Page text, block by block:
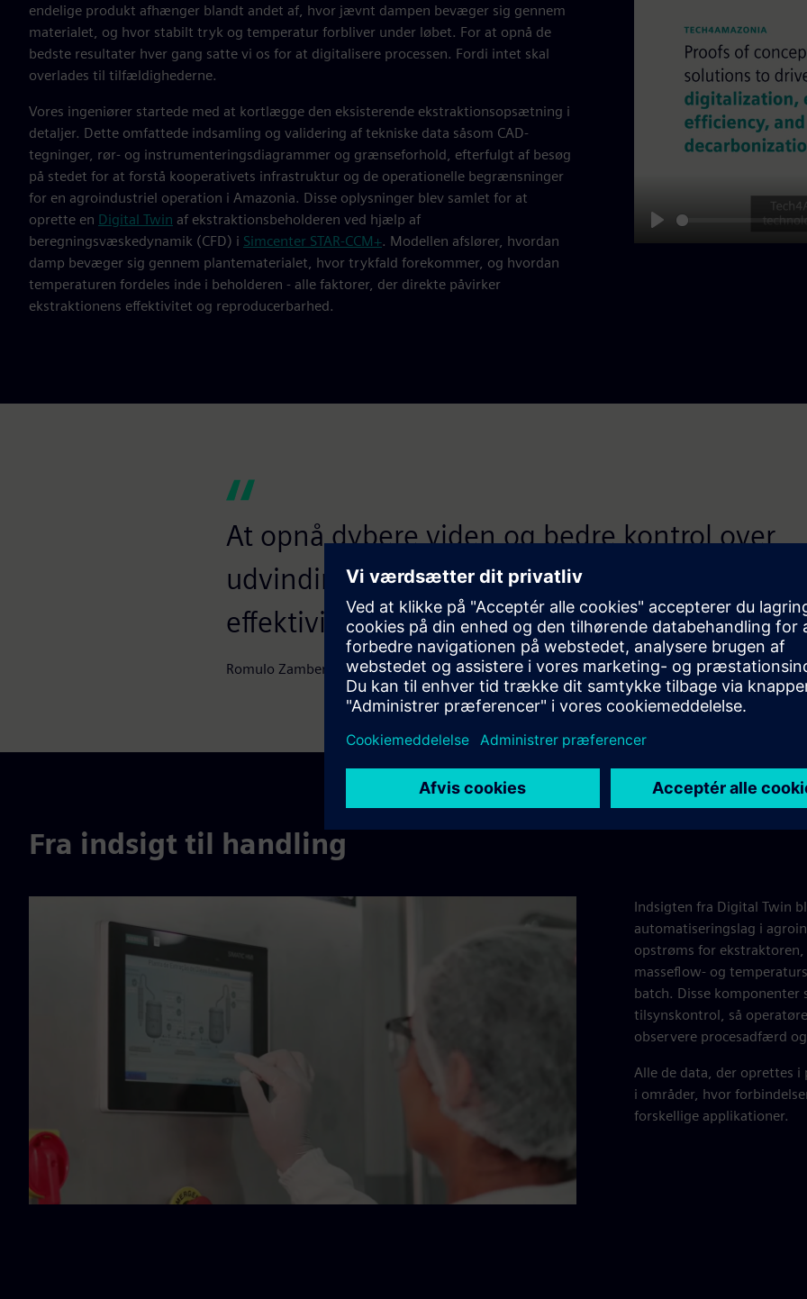
endelige produkt afhænger blandt andet af, hvor jævnt dampen bevæger sig gennem
materialet, og hvor stabilt tryk og temperatur forbliver under løbet. For at opnå de
bedste resultater hver gang satte vi os for at digitalisere processen. Fordi intet skal
overlades til tilfældighederne.
Vores ingeniører startede med at kortlægge den eksisterende ekstraktionsopsætning i
detaljer. Dette omfattede indsamling og validering af tekniske data såsom CAD-
tegninger, rør- og instrumenteringsdiagrammer og grænseforhold, efterfulgt af besøg
på stedet for at forstå kooperativets infrastruktur og de operationelle begrænsninger
for en agroindustriel operation i Amazonia. Disse oplysninger blev samlet for at
oprette en Digital Twin af ekstraktionsbeholderen ved hjælp af
beregningsvæskedynamik (CFD) i Simcenter STAR‑CCM+. Modellen afslører, hvordan
damp bevæger sig gennem plantematerialet, hvor trykfald forekommer, og hvordan
temperaturen fordeles inde i beholderen - alle faktorer, der direkte påvirker
ekstraktionens effektivitet og reproducerbarhed.
Play
At opnå dybere viden og bedre kontrol over
udvindingsprocesserne er afgørende for at
effektiviteten og producere råvarer af højere
Romulo Zamberlán, Direktør for fremtidsvidenskab og velvære, Natura
Fra indsigt til handling
Indsigten fra Digital Twin
automatiseringslag i
opstrøms for
masseflow- og
batch. Disse komponenter
tilsynskontrol, så
observere procesadfærd
Alle de data, der oprettes
i områder, hvor
forskellige applikationer.